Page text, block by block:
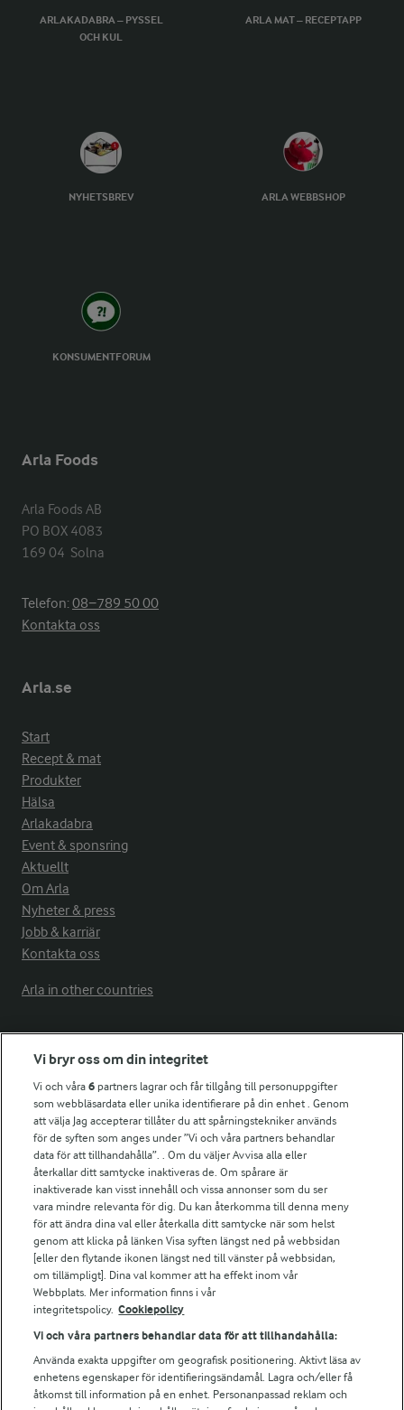
ARLAKADABRA – PYSSEL
OCH KUL
ARLA MAT – RECEPTAPP
NYHETSBREV ARLA WEBBSHOP
KONSUMENTFORUM
Arla Foods
Arla Foods AB
PO BOX 4083
169 04  Solna
Telefon:08−789 50 00
Kontakta oss
Arla.se
Start
Recept & mat
Produkter
Hälsa
Arlakadabra
Event & sponsring
Aktuellt
Om Arla
Nyheter & press
Jobb & karriär
Kontakta oss
Arla in other countries
Fler Arlasajter
För ägare
Arlas kundportal
Arla.com
Falbygdens Ost
Arla webbshop
Bildbank
Följ oss
Vi bryr oss om din integritet
Vi och våra6 partners lagrar och får tillgång till personuppgifter
som webbläsardata eller unika identifierare på din enhet . Genom
att välja Jag accepterar tillåter du att spårningstekniker används
för de syften som anges under ”Vi och våra partners behandlar
data för att tillhandahålla”. . Om du väljer Avvisa alla eller
återkallar ditt samtycke inaktiveras de. Om spårare är
inaktiverade kan visst innehåll och vissa annonser som du ser
vara mindre relevanta för dig. Du kan återkomma till denna meny
för att ändra dina val eller återkalla ditt samtycke när som helst
genom att klicka på länken Visa syften längst ned på webbsidan
[eller den flytande ikonen längst ned till vänster på webbsidan,
om tillämpligt]. Dina val kommer att ha effekt inom vår
Webbplats. Mer information finns i vår
integritetspolicy. Cookiepolicy
Vi och våra partners behandlar data för att tillhandahålla:
Använda exakta uppgifter om geografisk positionering. Aktivt läsa av
enhetens egenskaper för identifieringsändamål. Lagra och/eller få
åtkomst till information på en enhet. Personanpassad reklam och